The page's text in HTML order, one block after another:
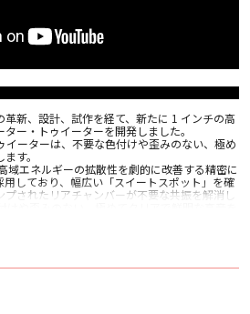
新、設計、試作を経て、新たに 1 インチの高
ー・トゥイーターを開発しました。
ーターは、不要な色付けや歪みのない、極め
す。
域エネルギーの拡散性を劇的に改善する精密に
しており、幅広い「スイートスポット」を確
されたリアチャンバーが不要な共振を解消し
けや歪みのない、極めてクリアで鮮明な高音を
々フラッグシップモデル（Legend シリー
。